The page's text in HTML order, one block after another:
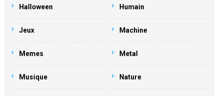
Halloween Humain
Jeux Machine
Memes Metal
Musique Nature